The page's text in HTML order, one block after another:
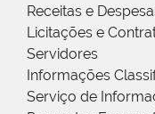
Receitas e
Licitações e
Servidores
Informações
Serviço de